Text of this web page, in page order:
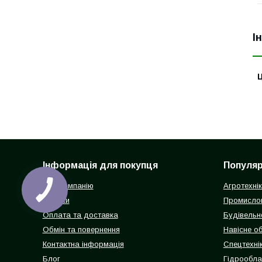
Інформація для покупця
Про компанію
Відгуки
Оплата та доставка
Обмін та повернення
Контактна інформація
Блог
Навісне